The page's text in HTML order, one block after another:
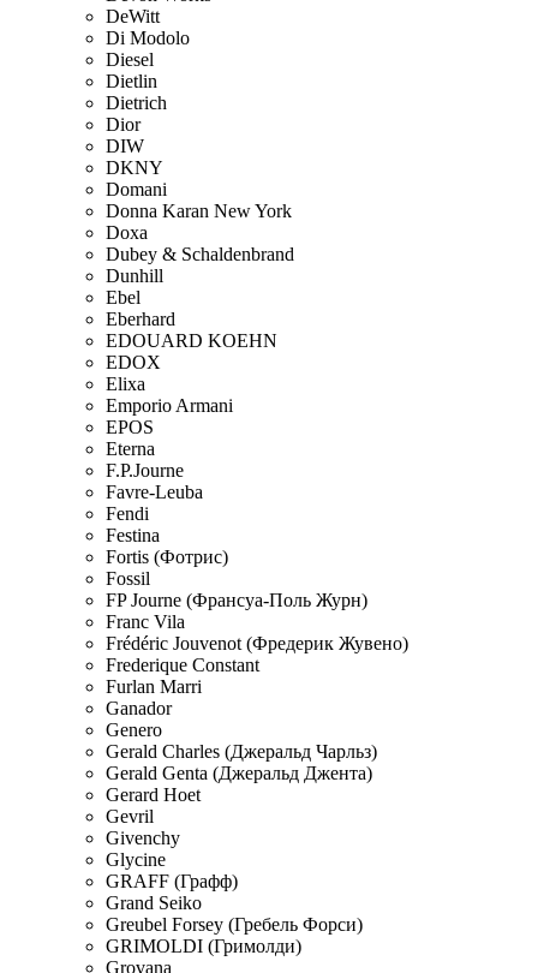
DeWitt
Di Modolo
Diesel
Dietlin
Dietrich
Dior
DIW
DKNY
Domani
Donna Karan New York
Doxa
Dubey & Schaldenbrand
Dunhill
Ebel
Eberhard
EDOUARD KOEHN
EDOX
Elixa
Emporio Armani
EPOS
Eterna
F.P.Journe
Favre-Leuba
Fendi
Festina
Fortis (Фотрис)
Fossil
FP Journe (Франсуа-Поль Журн)
Franc Vila
Frédéric Jouvenot (Фредерик Жувено)
Frederique Constant
Furlan Marri
Ganador
Genero
Gerald Charles (Джеральд Чарльз)
Gerald Genta (Джеральд Джента)
Gerard Hoet
Gevril
Givenchy
Glycine
GRAFF (Графф)
Grand Seiko
Greubel Forsey (Гребель Форси)
GRIMOLDI (Гримолди)
Grovana